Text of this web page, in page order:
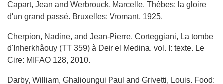
Capart, Jean and Werbrouck, Marcelle. Thèbes: la gloire
d'un grand passé. Bruxelles: Vromant, 1925.
Cherpion, Nadine, and Jean-Pierre. Corteggiani, La tombe
d'Inherkhâouy (TT 359) à Deir el Medina. vol. I: texte. Le
Cire: MIFAO 128, 2010.
Darby, William, Ghalioungui Paul and Grivetti, Louis. Food: